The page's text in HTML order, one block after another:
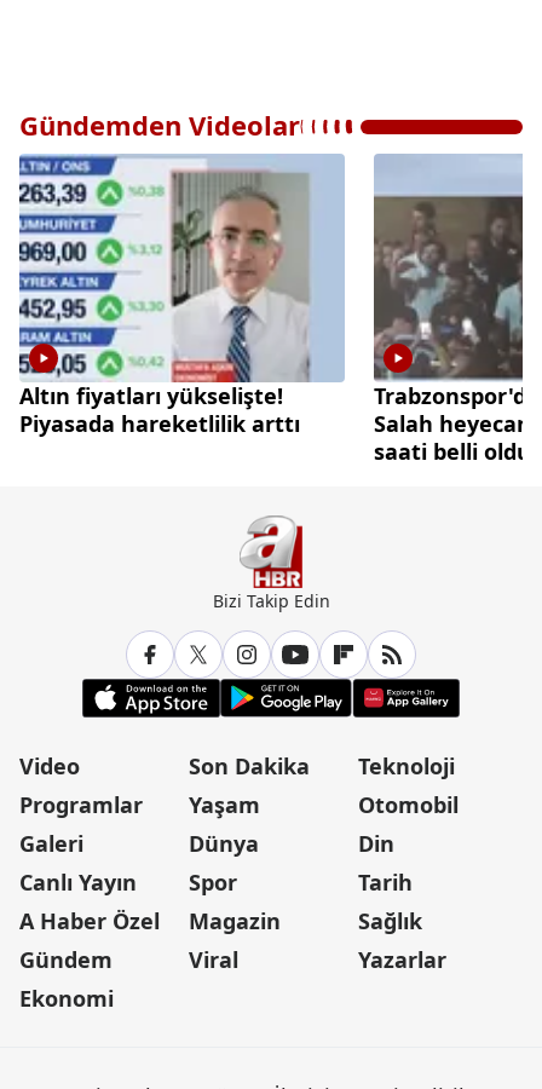
Gündemden Videolar
Altın fiyatları yükselişte!
Piyasada hareketlilik arttı
Salah
saati belli oldu
Bizi Takip Edin
Video
Programlar
Galeri
Canlı Yayın
A Haber Özel
Gündem
Ekonomi
Son Dakika
Yaşam
Dünya
Spor
Magazin
Viral
Teknoloji
Otomobil
Din
Tarih
Sağlık
Yazarlar